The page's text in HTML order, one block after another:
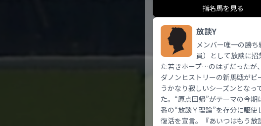
指名馬を見る
放談Y
メンバー唯一の勝ち
員）として放談に招
た若きホープ…のはずだったが
ダノンヒストリーの新馬戦がピ
うかなり寂しいシーズンとなっ
た。“原点回帰”がテーマの今期
番の“放談Ｙ理論”を存分に駆使
復活を宣言。『あいつはもう放